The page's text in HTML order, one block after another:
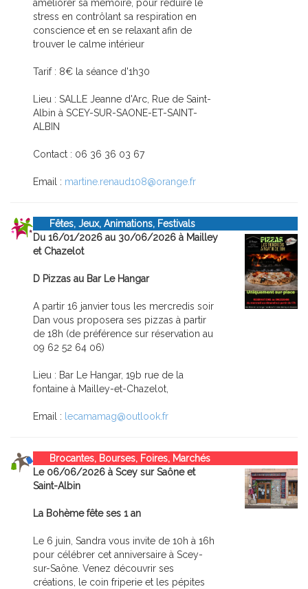
améliorer sa mémoire, pour réduire le
stress en contrôlant sa respiration en
conscience et en se relaxant afin de
trouver le calme intérieur
Tarif : 8€ la séance d'1h30
Lieu : SALLE Jeanne d'Arc, Rue de Saint-
Albin à SCEY-SUR-SAONE-ET-SAINT-
ALBIN
Contact : 06 36 36 03 67
Email : martine.renaud108@orange.fr
Fêtes, Jeux, Animations, Festivals
Du 16/01/2026 au 30/06/2026 à Mailley
et Chazelot
D Pizzas au Bar Le Hangar
A partir 16 janvier tous les mercredis soir
Dan vous proposera ses pizzas à partir
de 18h (de préférence sur réservation au
09 62 52 64 06)
Lieu : Bar Le Hangar, 19b rue de la
fontaine à Mailley-et-Chazelot,
Email : lecamamag@outlook.fr
Brocantes, Bourses, Foires, Marchés
Le 06/06/2026 à Scey sur Saône et
Saint-Albin
La Bohème fête ses 1 an
Le 6 juin, Sandra vous invite de 10h à 16h
pour célébrer cet anniversaire à Scey-
sur-Saône. Venez découvrir ses
créations, le coin friperie et les pépites